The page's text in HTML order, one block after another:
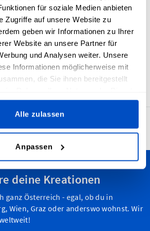
für soziale Medien anbieten
Zugriffe auf unsere Website zu
geben wir Informationen zu Ihrer
Website an unsere Partner für
und Analysen weiter. Unsere
Informationen möglicherweise mit
die Sie ihnen bereitgestellt
Alle zulassen
Anpassen
werden in der Hälfte gefaltet und
so dass sie im Saum befestigt werden
bietet es sich an, das Größenetikett
zu befestigen, bevor es an dem
angebracht wird.
1T, 2T, 3T, 4T, 5T, 6T Die
1 x 4 cm / 0,39 x 1,57 Zoll
29.929 Bewertungen
deine Kreationen
ganz Österreich - egal, ob du in
Wien, Graz oder anderswo wohnst. Wir